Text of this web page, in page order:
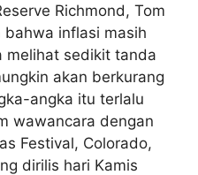
Richmond, Tom
bahwa inflasi masih
melihat sedikit tanda
akan berkurang
angka itu terlalu
wawancara dengan
Festival, Colorado,
dirilis hari Kamis